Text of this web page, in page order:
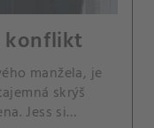
konflikt
manžela, je
skrýš
Jess si